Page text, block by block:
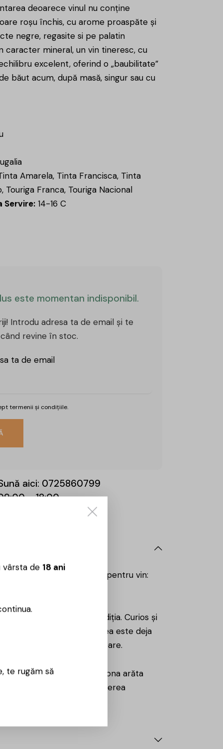
deoarece vinul nu conține
roșu închis, cu arome proaspăte și
negre, regasite si pe palatin
caracter mineral, un vin tineresc, cu
excelent, oferind o „baubilitate”
băut acum, după masă, singur sau cu
Amarela, Tinta Francisca, Tinta
Touriga Franca, Touriga Nacional
Servire: 14-16 C
este momentan indisponibil.
Introdu adresa ta de email și te
revine în stoc.
ta de email
termenii și condițiile.
aici: 0725860799
– 18:00
este aceeași pasiune pentru vin:
să rupă legătura cu tradiția. Curios și
Iar continuitatea este deja
și în generația următoare.
Într-o perioadă în care zona arăta
ce numește „cunoașterea
de 18 ani
te rugăm să